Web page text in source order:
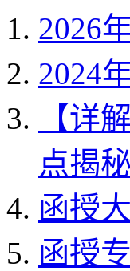
2026
2024
【详
点揭秘
函授
函授